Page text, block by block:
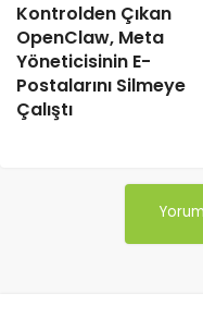
Kontrolden Çıkan
OpenClaw, Meta
Yöneticisinin E-
Postalarını Silmeye
Çalıştı